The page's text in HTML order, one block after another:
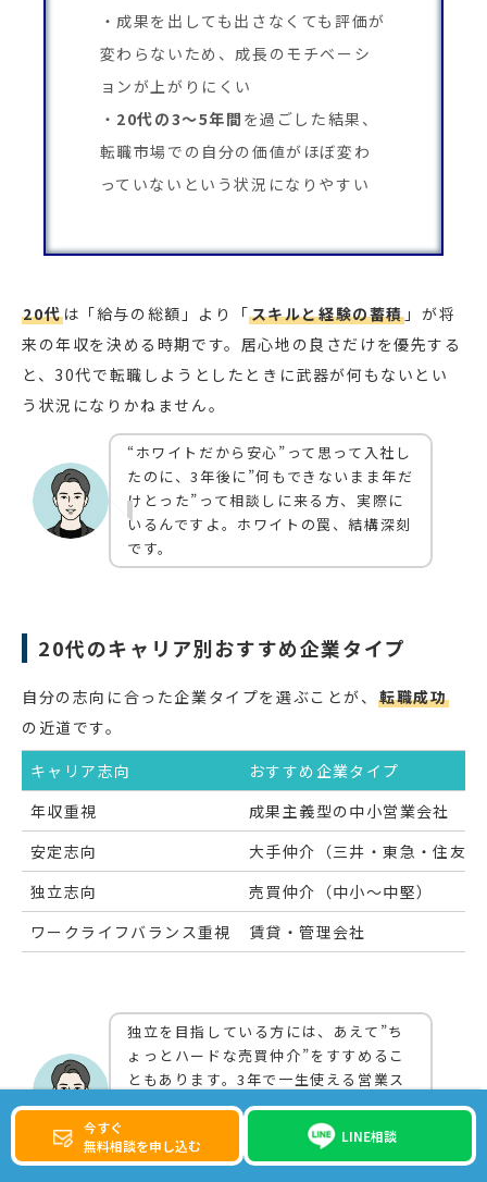
成果を出しても出さなくても評価が
変わらないため、成長のモチベーシ
ョンが上がりにくい
20代の3〜5年間 を過ごした結果、
転職市場での自分の価値がほぼ変わ
っていないという状況になりやすい
20代は「給与の総額」より「スキルと経験の蓄積 」が将
来の年収を決める時期です。居心地の良さだけを優先する
と、30代で転職しようとしたときに武器が何もないとい
う状況になりかねません。
“ホワイトだから安心”って思って入社し
たのに、3年後に”何もできないまま年だ
けとった”って相談しに来る方、実際に
いるんですよ。ホワイトの罠、結構深刻
です。
20代のキャリア別おすすめ企業タイプ
自分の志向に合った企業タイプを選ぶことが、 転職成功
の近道です。
キャリア志向
おすすめ企業タイプ
年収重視
成果主義型の中小営業会社
安定志向
大手仲介（三井・東急・住友
独立志向
売買仲介（中小〜中堅）
ワークライフバランス重視
賃貸・管理会社
独立を目指している方には、あえて”ち
ょっとハードな売買仲介”をすすめるこ
ともあります。3年で一生使える営業ス
キルと業界人脈が手に入るので。何を目
的にするかで、選ぶ会社は全然違ってく
るんです。
今すぐ
無料相談を申し込む
LINE相談